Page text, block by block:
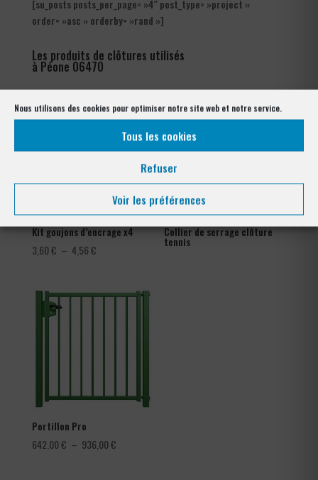
Nous utilisons des cookies pour optimiser notre site web et notre service.
Tous les cookies
Refuser
Voir les préférences
[su_posts posts_per_page= »4″ post_type= »project »
order= »asc » orderby= »rand »]
Les produits de clôtures utilisés
à Péone 06470
Kit goujons d’encrage x4
3,60€ – 4,56€Plage
3,60 €
Collier de serrage clôture
tennis
Portillon Pro
642,00€ – 936,00€Plage